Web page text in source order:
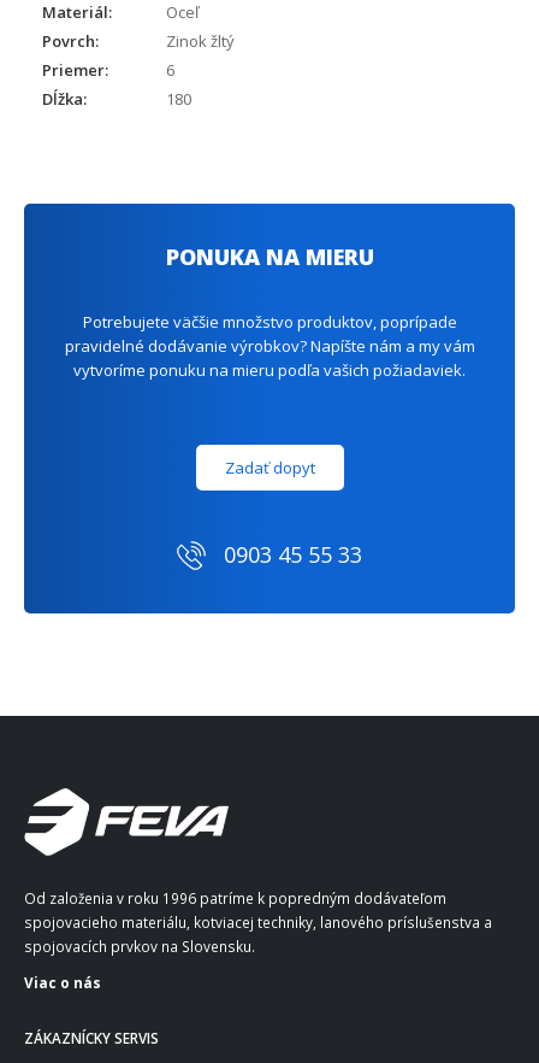
Materiál:
Oceľ
Povrch:
Zinok žltý
Priemer:
6
Dĺžka:
180
PONUKA NA MIERU
Potrebujete väčšie množstvo produktov, poprípade
pravidelné dodávanie výrobkov? Napíšte nám a my vám
vytvoríme ponuku na mieru podľa vašich požiadaviek.
Zadať dopyt
0903 45 55 33
Od založenia v roku 1996 patríme k popredným dodávateľom
spojovacieho materiálu, kotviacej techniky, lanového príslušenstva a
spojovacích prvkov na Slovensku.
Viac o nás
ZÁKAZNÍCKY SERVIS